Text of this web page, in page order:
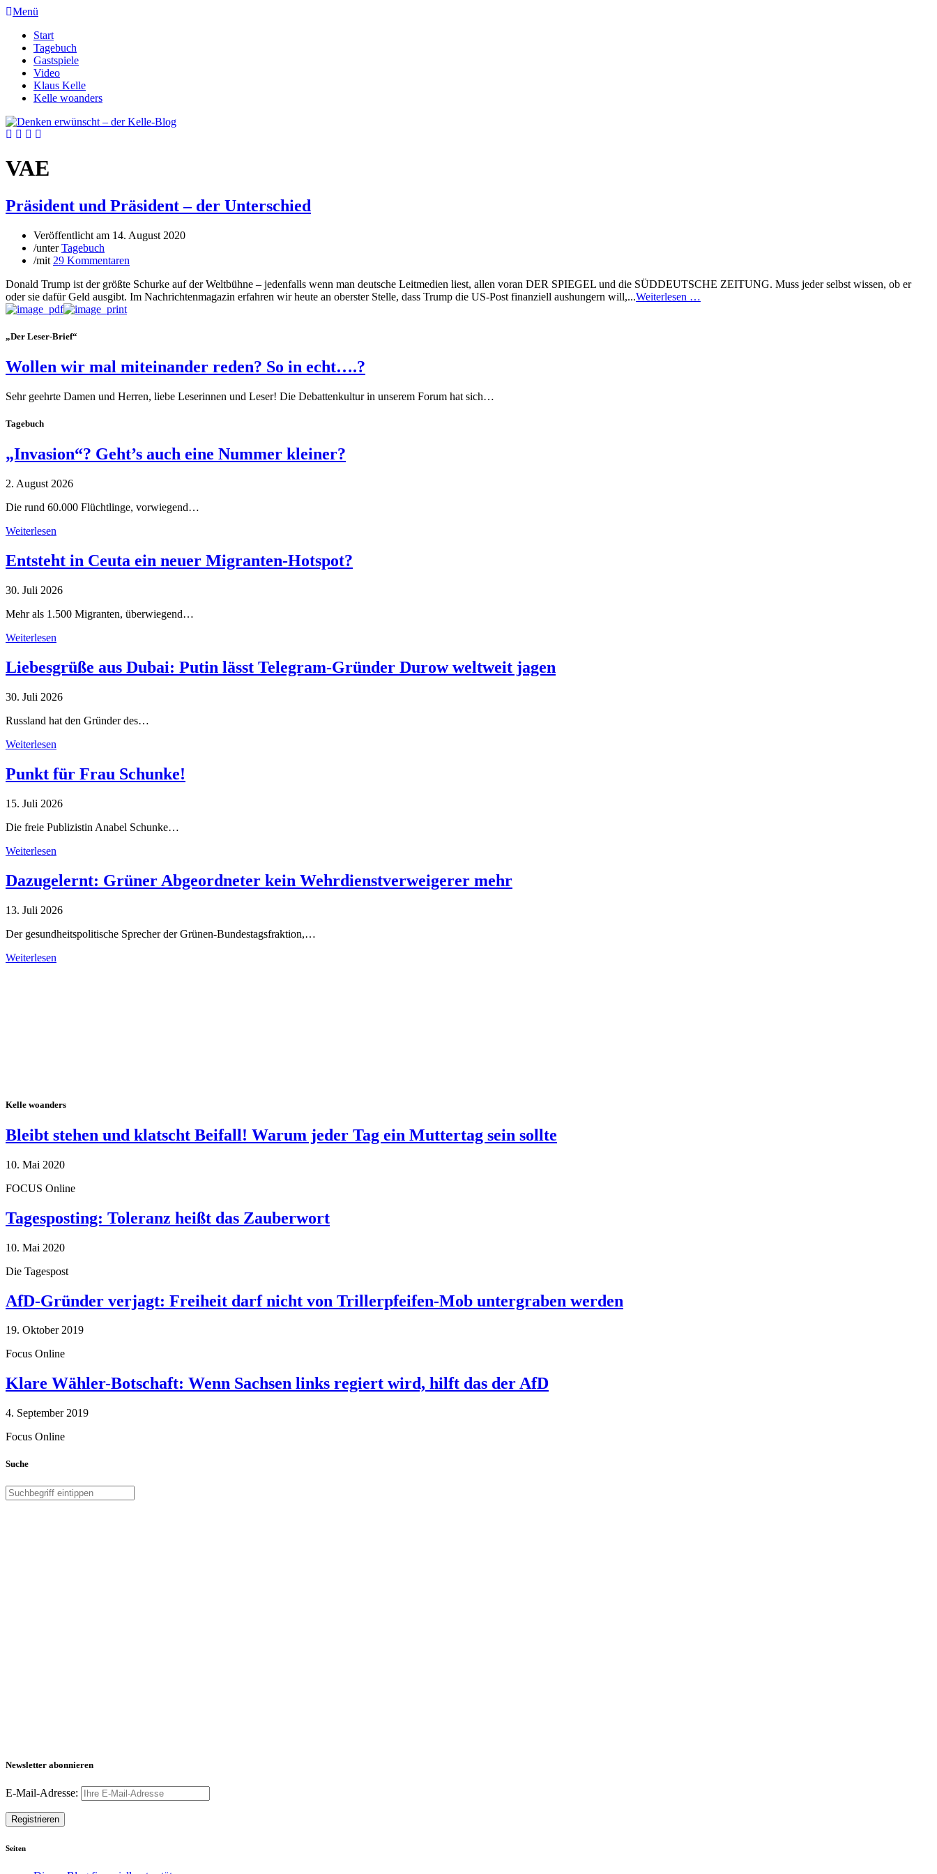
Menü
Start
Tagebuch
Gastspiele
Video
Klaus Kelle
Kelle woanders
VAE
Präsident und Präsident – der Unterschied
Veröffentlicht am 14. August 2020
/unterTagebuch
/mit 29 Kommentaren
Donald Trump ist der größte Schurke auf der Weltbühne – jedenfalls wenn man deutsche Leitmedien liest, allen voran DER SPIEGEL und die SÜDDEUTSCHE ZEITUNG. Muss jeder selbst wissen, ob er
oder sie dafür Geld ausgibt. Im Nachrichtenmagazin erfahren wir heute an oberster Stelle, dass Trump die US-Post finanziell aushungern will,...Weiterlesen …
„Der Leser-Brief“
Wollen wir mal miteinander reden? So in echt….?
Sehr geehrte Damen und Herren, liebe Leserinnen und Leser! Die Debattenkultur in unserem Forum hat sich…
Tagebuch
„Invasion“? Geht’s auch eine Nummer kleiner?
2. August 2026
Die rund 60.000 Flüchtlinge, vorwiegend…
Weiterlesen
Entsteht in Ceuta ein neuer Migranten-Hotspot?
30. Juli 2026
Mehr als 1.500 Migranten, überwiegend…
Weiterlesen
Liebesgrüße aus Dubai: Putin lässt Telegram-Gründer Durow weltweit jagen
30. Juli 2026
Russland hat den Gründer des…
Weiterlesen
Punkt für Frau Schunke!
15. Juli 2026
Die freie Publizistin Anabel Schunke…
Weiterlesen
Dazugelernt: Grüner Abgeordneter kein Wehrdienstverweigerer mehr
13. Juli 2026
Der gesundheitspolitische Sprecher der Grünen-Bundestagsfraktion,…
Weiterlesen
Kelle woanders
Bleibt stehen und klatscht Beifall! Warum jeder Tag ein Muttertag sein sollte
10. Mai 2020
FOCUS Online
Tagesposting: Toleranz heißt das Zauberwort
10. Mai 2020
Die Tagespost
AfD-Gründer verjagt: Freiheit darf nicht von Trillerpfeifen-Mob untergraben werden
19. Oktober 2019
Focus Online
Klare Wähler-Botschaft: Wenn Sachsen links regiert wird, hilft das der AfD
4. September 2019
Focus Online
Suche
Newsletter abonnieren
E-Mail-Adresse:
Seiten